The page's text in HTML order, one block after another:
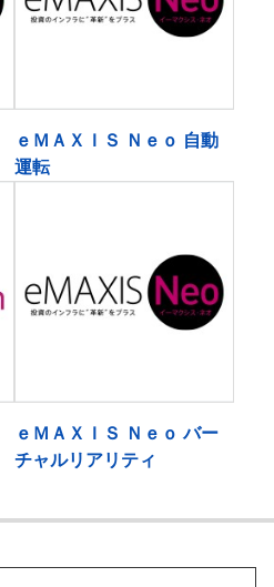
ｅＭＡＸＩＳ Ｎｅｏ 自動
運転
ｅＭＡＸＩＳ Ｎｅｏ バー
チャルリアリティ